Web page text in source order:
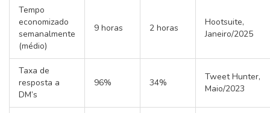
Tempo
economizado
semanalmente
(médio)
9 horas 2 horas
Hootsuite,
Janeiro/2025
Taxa de
resposta a
DM’s
96% 34%
Tweet Hunter,
Maio/2023